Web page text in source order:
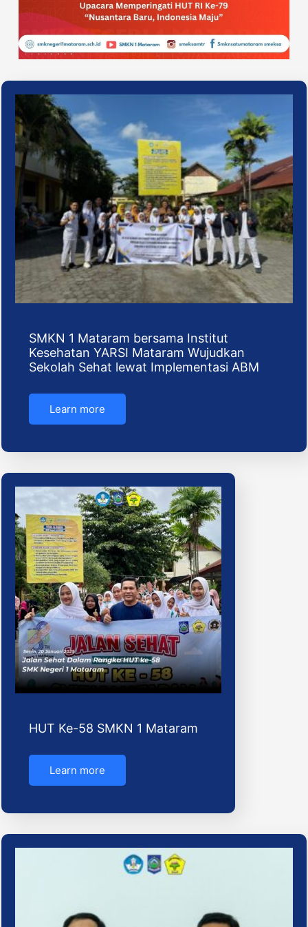
SMKN 1 Mataram bersama Institut
Kesehatan YARSI Mataram Wujudkan
Sekolah Sehat lewat Implementasi ABM
Learn more
HUT Ke-58 SMKN 1 Mataram
Learn more